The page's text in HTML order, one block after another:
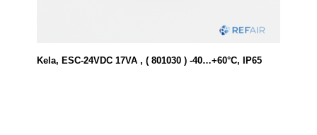
Kela, ESC-24VDC 17VA , ( 801030 ) -40…+60°C, IP65